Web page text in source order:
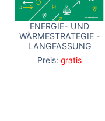
ENERGIE- UND
WÄRMESTRATEGIE -
LANGFASSUNG
Preis: gratis